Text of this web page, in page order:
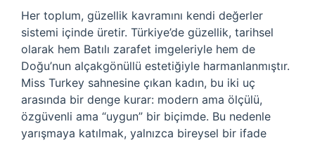
Her toplum, güzellik kavramını kendi değerler
sistemi içinde üretir. Türkiye’de güzellik, tarihsel
olarak hem Batılı zarafet imgeleriyle hem de
Doğu’nun alçakgönüllü estetiğiyle harmanlanmıştır.
Miss Turkey sahnesine çıkan kadın, bu iki uç
arasında bir denge kurar: modern ama ölçülü,
özgüvenli ama “uygun” bir biçimde. Bu nedenle
yarışmaya katılmak, yalnızca bireysel bir ifade